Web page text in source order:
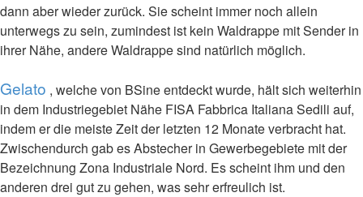
dann aber wieder zurück. Sie scheint immer noch allein
unterwegs zu sein, zumindest ist kein Waldrappe mit Sender in
ihrer Nähe, andere Waldrappe sind natürlich möglich.
Gelato , welche von BSine entdeckt wurde, hält sich weiterhin
in dem Industriegebiet Nähe FISA Fabbrica Italiana Sedili auf,
indem er die meiste Zeit der letzten 12 Monate verbracht hat.
Zwischendurch gab es Abstecher in Gewerbegebiete mit der
Bezeichnung Zona Industriale Nord. Es scheint ihm und den
anderen drei gut zu gehen, was sehr erfreulich ist.